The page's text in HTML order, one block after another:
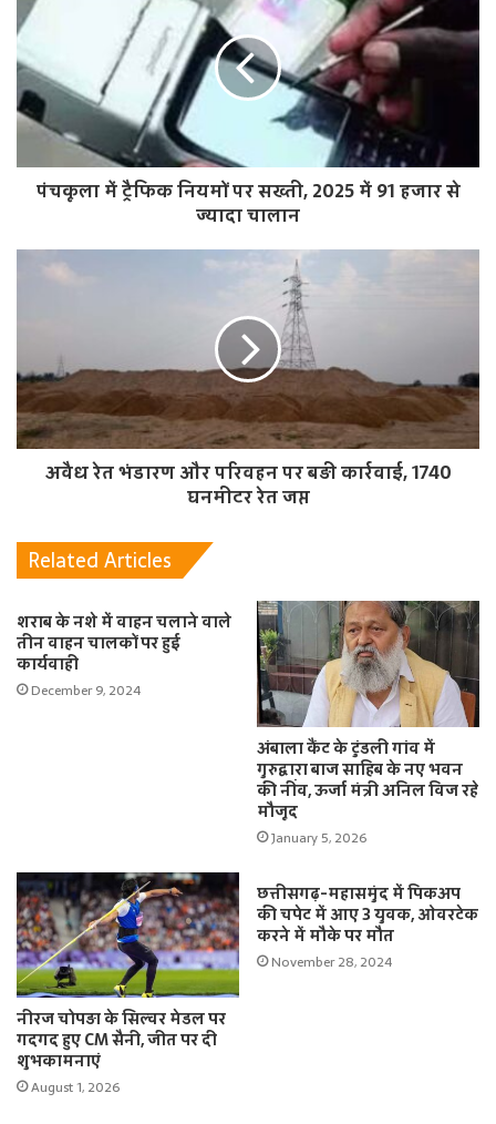
t
e
पंचकूला में ट्रैफिक नियमों पर सख्ती, 2025 में 91 हजार से
ज्यादा चालान
अवैध रेत भंडारण और परिवहन पर बड़ी कार्रवाई, 1740
घनमीटर रेत जप्त
Related Articles
शराब के नशे में वाहन चलाने वाले
तीन वाहन चालकों पर हुई
कार्यवाही
December 9, 2024
अंबाला कैंट के टुंडली गांव में
गुरुद्वारा बाज साहिब के नए भवन
की नींव, ऊर्जा मंत्री अनिल विज रहे
मौजूद
January 5, 2026
नीरज चोपड़ा के सिल्वर मेडल पर
गदगद हुए CM सैनी, जीत पर दी
शुभकामनाएं
August 1, 2026
छत्तीसगढ़-महासमुंद में पिकअप
की चपेट में आए 3 युवक, ओवरटेक
करने में मौके पर मौत
November 28, 2024